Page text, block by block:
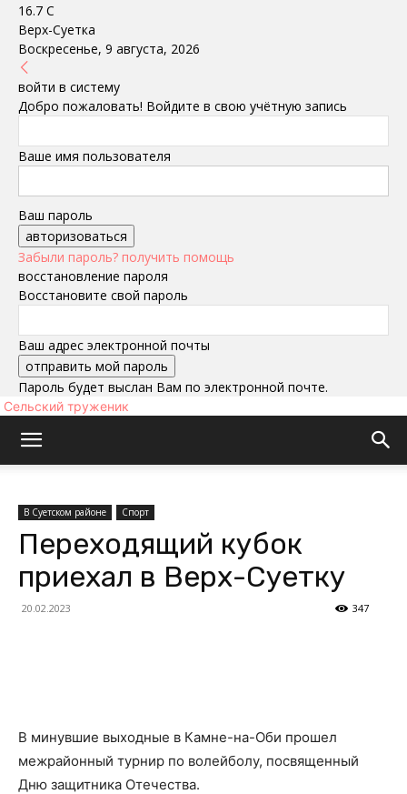
16.7 C
Верх-Суетка
Воскресенье, 9 августа, 2026
войти в систему
Добро пожаловать! Войдите в свою учётную запись
Ваше имя пользователя
Ваш пароль
Забыли пароль? получить помощь
восстановление пароля
Восстановите свой пароль
Ваш адрес электронной почты
Пароль будет выслан Вам по электронной почте.
Сельский труженик
В Суетском районе Спорт
Переходящий кубок
приехал в Верх-Суетку
20.02.2023 347
В минувшие выходные в Камне-на-Оби прошел
межрайонный турнир по волейболу, посвященный
Дню защитника Отечества.